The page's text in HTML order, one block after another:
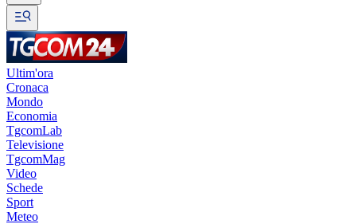
Ultim'ora
Cronaca
Mondo
Economia
TgcomLab
Televisione
TgcomMag
Video
Schede
Sport
Meteo